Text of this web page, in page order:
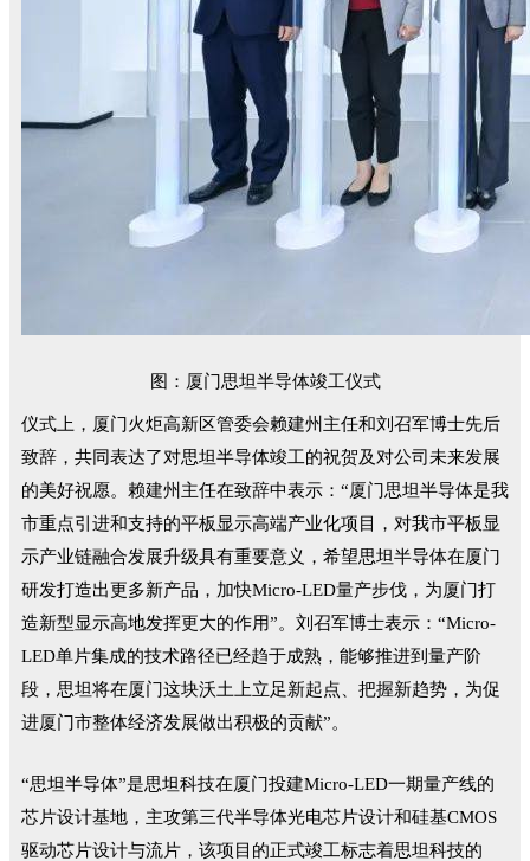
图：厦门思坦半导体竣工仪式
仪式上，厦门火炬高新区管委会赖建州主任和刘召军博士先后
致辞，共同表达了对思坦半导体竣工的祝贺及对公司未来发展
的美好祝愿。赖建州主任在致辞中表示：“厦门思坦半导体是我
市重点引进和支持的平板显示高端产业化项目，对我市平板显
示产业链融合发展升级具有重要意义，希望思坦半导体在厦门
研发打造出更多新产品，加快Micro-LED量产步伐，为厦门打
造新型显示高地发挥更大的作用”。刘召军博士表示：“Micro-
LED单片集成的技术路径已经趋于成熟，能够推进到量产阶
段，思坦将在厦门这块沃土上立足新起点、把握新趋势，为促
进厦门市整体经济发展做出积极的贡献”。
“思坦半导体”是思坦科技在厦门投建Micro-LED一期量产线的
芯片设计基地，主攻第三代半导体光电芯片设计和硅基CMOS
驱动芯片设计与流片，该项目的正式竣工标志着思坦科技的